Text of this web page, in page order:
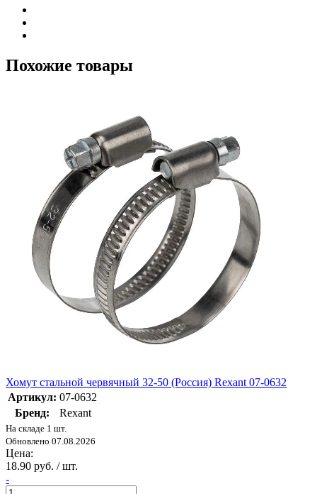
Похожие товары
Хомут стальной червячный 32-50 (Россия) Rexant 07-0632
Артикул: 07-0632
Бренд:
Rexant
На складе 1 шт.
Обновлено 07.08.2026
Цена:
18.90 руб. / шт.
-